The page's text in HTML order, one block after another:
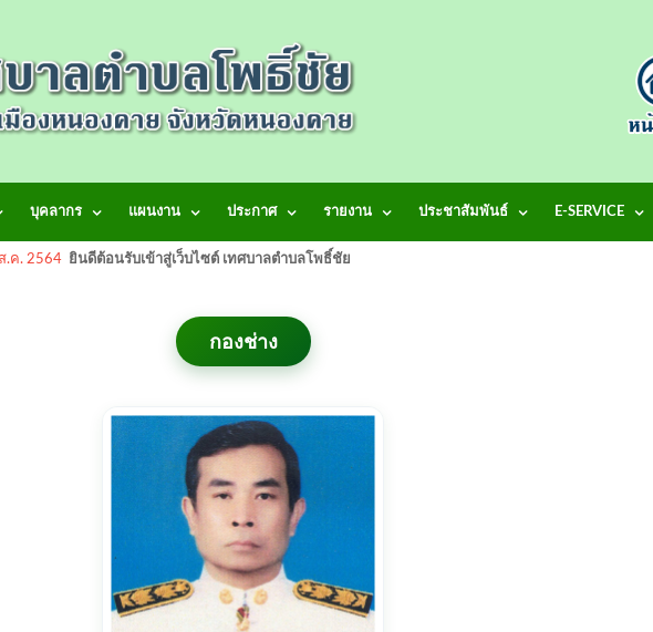
บุคลากร แผนงาน ประกาศ รายงาน ประชาสัมพันธ์ E-SERVICE
.ค. 2564 ยินดีต้อนรับเข้าสู่เว็บไซต์ เทศบาลตำบลโพธิ์ชัย
กองช่าง